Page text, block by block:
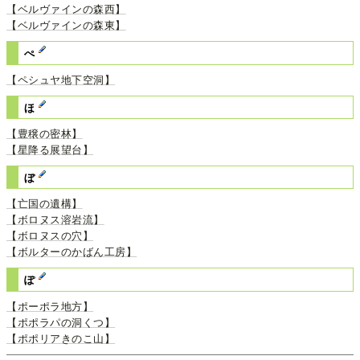
【ベルヴァインの森西】
【ベルヴァインの森東】
ぺ
【ペシュヤ地下空洞】
ほ
【豊穣の密林】
【星降る展望台】
ぼ
【亡国の遺構】
【ボロヌス溶岩流】
【ボロヌスの穴】
【ボルターのかばん工房】
ぽ
【ポーポラ地方】
【ポポラパの洞くつ】
【ポポリアきのこ山】